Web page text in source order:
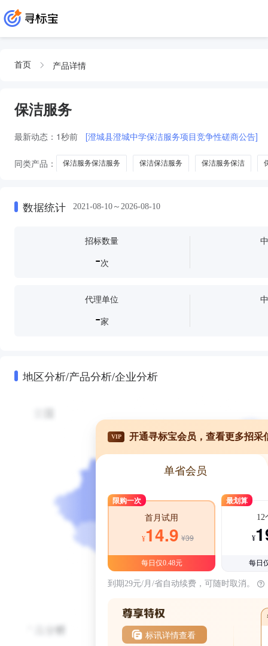
首页 产品详情
保洁服务
最新动态： 1秒前 [澄城县澄城中学保洁服务项目竞争性磋商公告]
同类产品： 保洁服务保洁服务 保洁保洁服务 保洁服务保洁
数据统计 2021-08-10～2026-08-10
招标数量
-次
代理单位
-家
地区分析/产品分析/企业分析
VIP 开通寻标宝会员，查看更多招采
单省会员
限购一次
首月试用
¥14.9 ¥39
每日仅0.48元
最划算
12
¥
每日
到期29元/月/省自动续费，可随时取消。
标讯详情查看